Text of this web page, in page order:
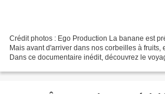
Crédit photos : Ego Production La banane est
Mais avant d'arriver dans nos corbeilles à fruits,
Dans ce documentaire inédit, découvrez le